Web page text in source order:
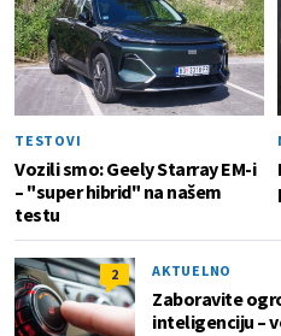
TESTOVI
Vozili smo: Geely Starray EM-i
– "super hibrid" na našem
testu
2 AKTUELNO
Zaboravite
inteligenciju –